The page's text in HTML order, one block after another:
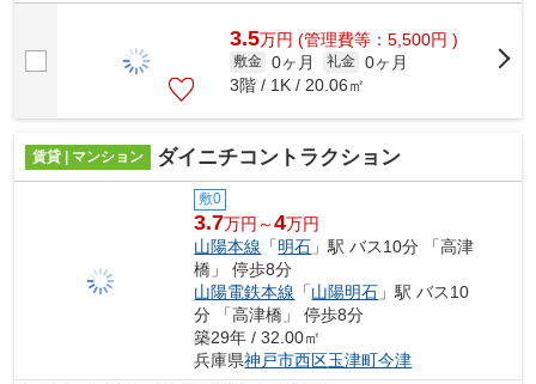
3.5万円 (管理費等：5,500円 )
敷金 0ヶ月 礼金 0ヶ月
3階 / 1K / 20.06㎡
賃貸 | マンション ダイニチコントラクション
敷0
3.7万円～4万円
山陽本線 「明石 」駅 バス10分 「高津
橋」 停歩8分
山陽電鉄本線 「山陽明石 」駅 バス10
分 「高津橋」 停歩8分
築29年 / 32.00㎡
兵庫県神戸市西区玉津町今津